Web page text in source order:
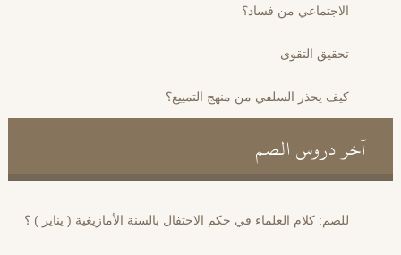
الاجتماعي من فساد؟
تحقيق التقوى
كيف يحذر السلفي من منهج التمييع؟
آخر دروس الصم
للصم: كلام العلماء في حكم الاحتفال بالسنة الأمازيغية ( يناير ) ؟